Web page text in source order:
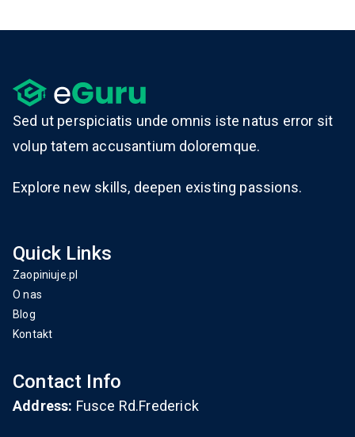
Sed ut perspiciatis unde omnis iste natus error sit
volup tatem accusantium doloremque.
Explore new skills, deepen existing passions.
Quick Links
Zaopiniuje.pl
O nas
Blog
Kontakt
Contact Info
Address: Fusce Rd.Frederick